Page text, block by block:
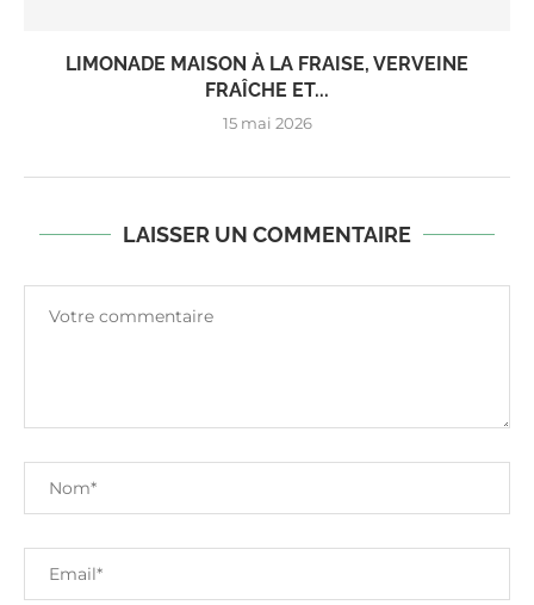
LIMONADE MAISON À LA FRAISE, VERVEINE
FRAÎCHE ET...
15 mai 2026
LAISSER UN COMMENTAIRE